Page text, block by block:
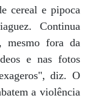
cereal e pipoca
Continua
mesmo fora da
e nas fotos
diz. O
a violência